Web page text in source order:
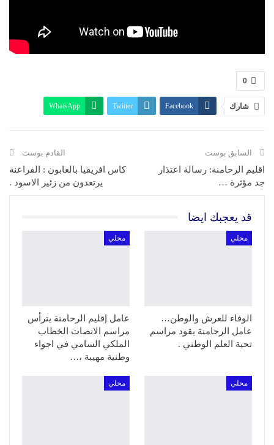
0
شارك Facebook
Twitter
WhatsApp
طباعة
السابق بوست
اقليم الرحامنة: رسالة اعتذار
جد مؤثرة …
القادم بوست
كاس افريقيا بالغابون : الفراعنة
يرتعدون من زئير الاسود .
قد يعجبك ايضا
محلي
الوفاء للعرش والوطن…
عامل الرحامنة يقود مراسم
تحية العلم الوطني .
محلي
عامل إقليم الرحامنة يترأس
مراسم الانصات الخطاب
الملكي السامي في اجواء
وطنية مهيبة ،…
محلي محلي